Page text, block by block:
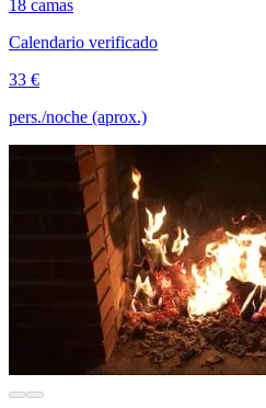
18 camas
Calendario verificado
33 €
pers./noche (aprox.)